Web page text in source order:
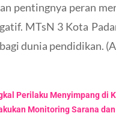
pentingnya peran
MTsN 3 Kota
dunia pendidikan.
Perilaku Menyimpang di
Monitoring Sarana